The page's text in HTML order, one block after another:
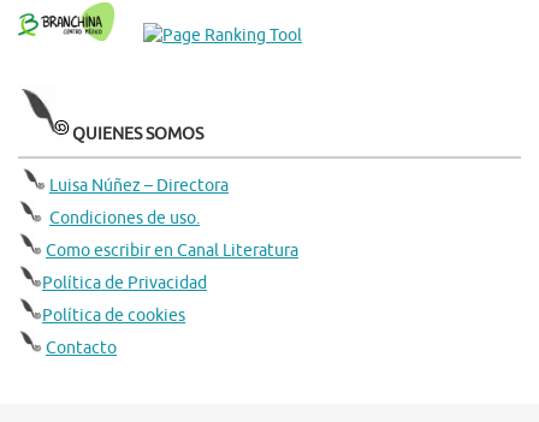
QUIENES SOMOS
Luisa Núñez – Directora
Condiciones de uso.
Como escribir en Canal Literatura
Política de Privacidad
Política de cookies
Contacto